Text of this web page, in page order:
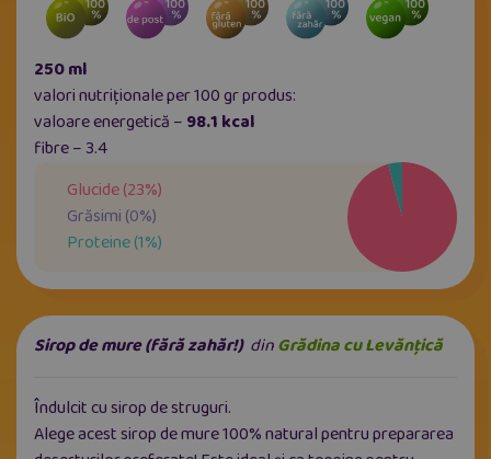
250 ml
valori nutriționale per 100 gr produs:
valoare energetică –98.1 kcal
fibre – 3.4
Glucide(23%)
Grăsimi(0%)
Proteine(1%)
Sirop de mure (fără zahăr!) dinGrădina cu Levănțică
Îndulcit cu sirop de struguri.
Alege acest sirop de mure 100% natural pentru prepararea